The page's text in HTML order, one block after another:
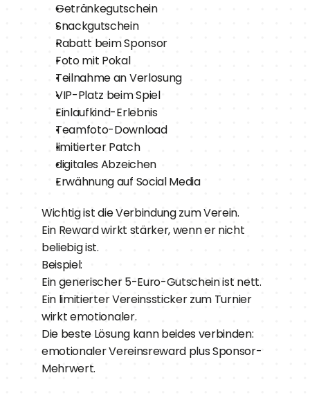
Getränkegutschein
Snackgutschein
Rabatt beim Sponsor
Foto mit Pokal
Teilnahme an Verlosung
VIP-Platz beim Spiel
Einlaufkind-Erlebnis
Teamfoto-Download
limitierter Patch
digitales Abzeichen
Erwähnung auf Social Media
Wichtig ist die Verbindung zum Verein.
Ein Reward wirkt stärker, wenn er nicht
beliebig ist.
Beispiel:
Ein generischer 5-Euro-Gutschein ist nett.
Ein limitierter Vereinssticker zum Turnier
wirkt emotionaler.
Die beste Lösung kann beides verbinden:
emotionaler Vereinsreward plus Sponsor-
Mehrwert.